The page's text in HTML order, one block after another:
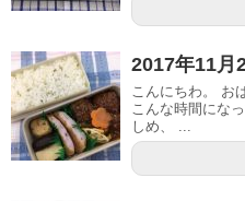
2017年11月
こんにちわ。 お
こんな時間にな
しめ、 ...